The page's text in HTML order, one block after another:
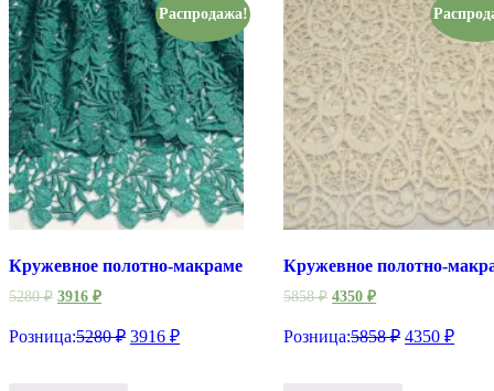
Распродажа!
Кружевное полотно-макраме
5280₽ 3916 ₽
Розница:5280₽ 3916 ₽
Кружевное полотно-
5858₽ 4350₽
Розница:5858₽ 4350₽